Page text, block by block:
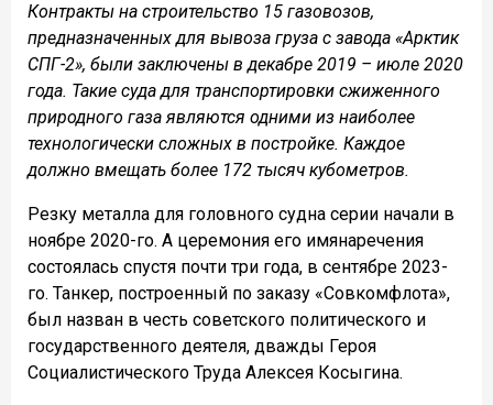
Контракты на строительство 15 газовозов,
предназначенных для вывоза груза с завода «Арктик
СПГ-2», были заключены в декабре 2019 – июле 2020
года. Такие суда для транспортировки сжиженного
природного газа являются одними из наиболее
технологически сложных в постройке. Каждое
должно вмещать более 172 тысяч кубометров.
Резку металла для головного судна серии начали в
ноябре 2020-го. А церемония его имянаречения
состоялась спустя почти три года, в сентябре 2023-
го. Танкер, построенный по заказу «Совкомфлота»,
был назван в честь советского политического и
государственного деятеля, дважды Героя
Социалистического Труда Алексея Косыгина.